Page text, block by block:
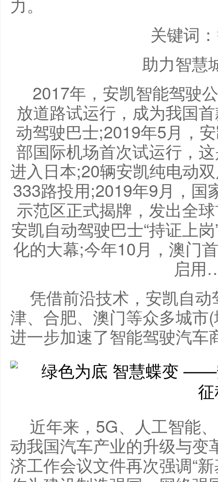
关键词
助力智慧
2017年，安凯智能驾驶
放道路试运行，成为我国
动驾驶巴士;2019年5月，
部国际机场首次试运行，
进入日本;20辆安凯纯电动
333路投用;2019年9月，国
示范区正式揭牌，发出全
安凯自动驾驶巴士“持证上
化的大幕;今年10月，澳门
启
凭借前沿技术，安凯自
津、合肥、澳门等众多城市
进一步加速了智能驾驶汽车
近年来，5G、人工智能
动我国汽车产业的升级与变
济工作会议文件再次强调“